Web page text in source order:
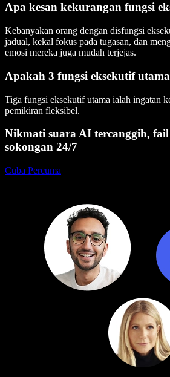
Apa kesan kekurangan fungsi
Kebanyakan orang dengan disfungsi
jadual, kekal fokus pada tugasan, dan
emosi mereka juga mudah terjejas.
Apakah 3 fungsi eksekutif
Tiga fungsi eksekutif utama ialah ingatan
pemikiran fleksibel.
Nikmati suara AI tercanggih,
sokongan 24/7
Cuba Percuma